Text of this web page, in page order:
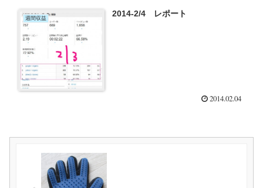
週間収益 2014-2/4 レポート
2014.02.04